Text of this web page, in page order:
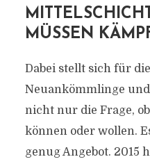
MÜSSEN
Dabei stellt sich für
Neuankömmlinge
nicht nur die Frage,
können oder wollen.
genug Angebot. 2015